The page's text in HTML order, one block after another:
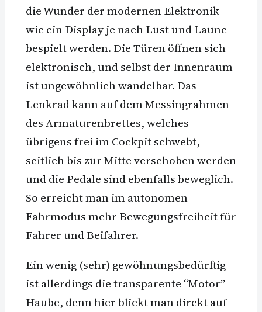
die Wunder der modernen Elektronik
wie ein Display je nach Lust und Laune
bespielt werden. Die Türen öffnen sich
elektronisch, und selbst der Innenraum
ist ungewöhnlich wandelbar. Das
Lenkrad kann auf dem Messingrahmen
des Armaturenbrettes, welches
übrigens frei im Cockpit schwebt,
seitlich bis zur Mitte verschoben werden
und die Pedale sind ebenfalls beweglich.
So erreicht man im autonomen
Fahrmodus mehr Bewegungsfreiheit für
Fahrer und Beifahrer.
Ein wenig (sehr) gewöhnungsbedürftig
ist allerdings die transparente “Motor”-
Haube, denn hier blickt man direkt auf